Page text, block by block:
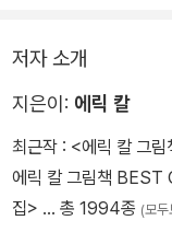
온다.
야기는 아이들에게 꿈
자신을 애벌레와 동일
미롭게 지켜볼 것이다.
레는 어떤 모습으로 나
저자 소개
지은이: 에릭 칼
최근작 : <에릭 칼 그
에릭 칼 그림책
집> … 총 1994종 (모두